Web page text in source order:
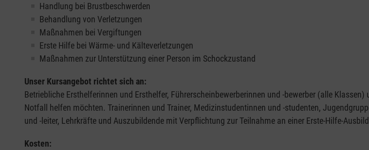
Handlung bei Brustbeschwerden
Behandlung von Verletzungen
Maßnahmen bei Vergiftungen
Erste Hilfe bei Wärme- und Kälteverletzungen
Maßnahmen zur Unterstützung einer Person im Schockzustand
Unser Kursangebot richtet sich an:
Betriebliche Ersthelferinnen und Ersthelfer, Führerscheinbewerberinnen und -bewerber (alle Klassen)
Notfall helfen möchten. Trainerinnen und Trainer, Medizinstudentinnen und -studenten,
und -leiter, Lehrkräfte und Auszubildende mit Verpflichtung zur Teilnahme an einer Erste-Hilfe-
Kosten: